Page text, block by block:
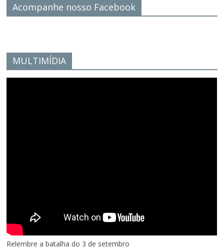
Acompanhe nosso Facebook
MULTIMÍDIA
Relembre a batalha do 3 de setembro